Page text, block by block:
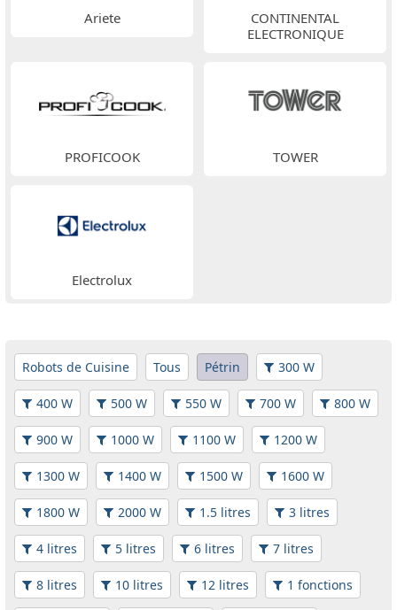
Ariete
CONTINENTAL
ELECTRONIQUE
PROFICOOK TOWER
Electrolux
Robots de Cuisine Tous Pétrin 300 W
400 W 500 W 550 W 700 W 800 W
900 W 1000 W 1100 W 1200 W
1300 W 1400 W 1500 W 1600 W
1800 W 2000 W 1.5 litres 3 litres
4 litres 5 litres 6 litres 7 litres
8 litres 10 litres 12 litres 1 fonctions